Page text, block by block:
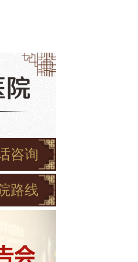
咨询
路线